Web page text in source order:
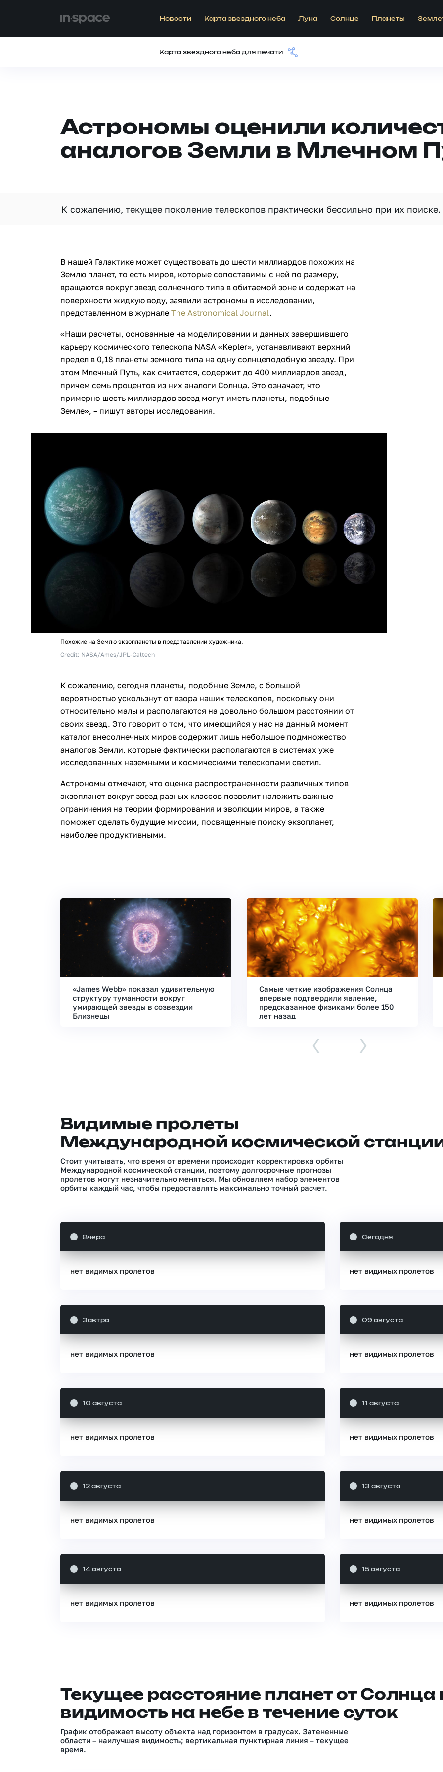
Новости Карта звездного неба Луна Солнце Планеты
Карта звездного неба для печати
Астрономы оценили
аналогов Земли в Млечном
К сожалению, текущее поколение телескопов практически беcсильно при их поиске.
В нашей Галактике может существовать до шести миллиардов похожих на
Землю планет, то есть миров, которые сопоставимы с ней по размеру,
вращаются вокруг звезд солнечного типа в обитаемой зоне и содержат на
поверхности жидкую воду, заявили астрономы в исследовании,
представленном в журнале The Astronomical Journal.
«Наши расчеты, основанные на моделировании и данных завершившего
карьеру космического телескопа NASA «Kepler», устанавливают верхний
предел в 0,18 планеты земного типа на одну солнцеподобную звезду. При
этом Млечный Путь, как считается, содержит до 400 миллиардов звезд,
причем семь процентов из них аналоги Солнца. Это означает, что
примерно шесть миллиардов звезд могут иметь планеты, подобные
Земле», – пишут авторы исследования.
Похожие на Землю экзопланеты в представлении художника.
Credit: NASA/Ames/JPL-Caltech
К сожалению, сегодня планеты, подобные Земле, с большой
вероятностью ускользнут от взора наших телескопов, поскольку они
относительно малы и располагаются на довольно большом расстоянии от
своих звезд. Это говорит о том, что имеющийся у нас на данный момент
каталог внесолнечных миров содержит лишь небольшое подмножество
аналогов Земли, которые фактически располагаются в системах уже
исследованных наземными и космическими телескопами светил.
Астрономы отмечают, что оценка распространенности различных типов
экзопланет вокруг звезд разных классов позволит наложить важные
ограничения на теории формирования и эволюции миров, а также
поможет сделать будущие миссии, посвященные поиску экзопланет,
наиболее продуктивными.
«James Webb» показал удивительную
структуру туманности вокруг
умирающей звезды в созвездии
Близнецы
Самые четкие изображения Солнца
впервые подтвердили явление,
предсказанное физиками более 150
лет назад
‹ ›
Видимые пролеты
Международной космической
Стоит учитывать, что время от времени происходит корректировка орбиты
Международной космической станции, поэтому долгосрочные прогнозы
пролетов могут незначительно меняться. Мы обновляем набор элементов
орбиты каждый час, чтобы предоставлять максимально точный расчет.
Вчера
нет видимых пролетов
Сегодня
нет видимых пролетов
Завтра
нет видимых пролетов
09 августа
нет видимых пролетов
10 августа
нет видимых пролетов
11 августа
нет видимых пролетов
12 августа
нет видимых пролетов
13 августа
нет видимых пролетов
14 августа
нет видимых пролетов
15 августа
нет видимых пролетов
Текущее расстояние планет от Солнца
видимость на небе в течение суток
График отображает высоту объекта над горизонтом в градусах. Затененные
области – наилучшая видимость; вертикальная пунктирная линия – текущее
время.